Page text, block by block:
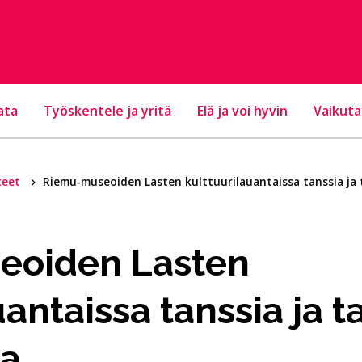
Työskentele ja yritä Elä ja voi hyvin
Riemu-museoiden Lasten kulttuurilauantaissa tanssia
Lasten
tanssia ja